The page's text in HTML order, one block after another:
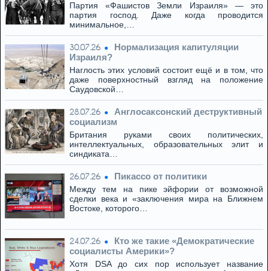
Партия «Фашистов Земли Израиля» — это
партия господ. Даже когда проводится
минимальное,…
30.07.26
Нормализация капитуляции
Израиля?
Наглость этих условий состоит ещё и в том, что
даже поверхностный взгляд на положение
Саудовской…
28.07.26
Англосаксонский деструктивный
социализм
Британия руками своих политических,
интеллектуальных, образовательных элит и
синдиката…
26.07.26 Пикассо от политики
Между тем на пике эйфории от возможной
сделки века и «заключения мира на Ближнем
Востоке, которого…
24.07.26
Кто же такие «Демократические
социалисты Америки»?
Хотя DSA до сих пор использует название